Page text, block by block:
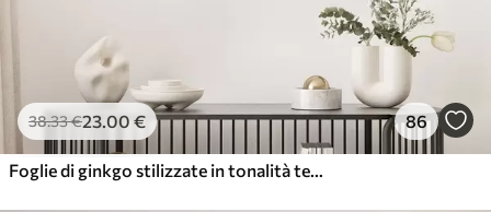
38.33€23.00 € 86
Foglie di ginkgo stilizzate in tonalità tenui